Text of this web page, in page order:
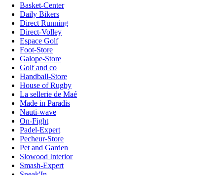
Basket-Center
Daily Bikers
Direct Running
Direct-Volley
Espace Golf
Foot-Store
Galope-Store
Golf and co
Handball-Store
House of Rugby
La sellerie de Maé
Made in Paradis
Nauti-wave
On-Fight
Padel-Expert
Pecheur-Store
Pet and Garden
Slowood Interior
Smash-Expert